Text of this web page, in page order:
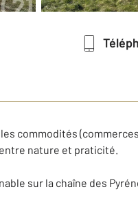
commodités
nature et praticité.
sur la chaîne des